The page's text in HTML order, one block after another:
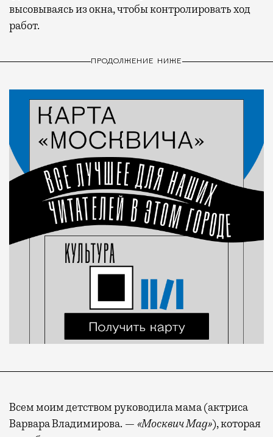
высовываясь из окна, чтобы контролировать ход
работ.
ПРОДОЛЖЕНИЕ НИЖЕ
Всем моим детством руководила мама (актриса
Варвара Владимирова. — «Москвич Mag»), которая